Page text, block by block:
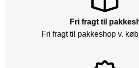
Fri fragt til
Fri fragt til pakkeshop v.